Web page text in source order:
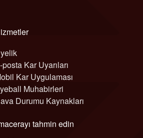
Hizmetler
posta Kar Uyarıları
Kar Uygulaması
Muhabirleri
Durumu Kaynakları
macerayı tahmin edin